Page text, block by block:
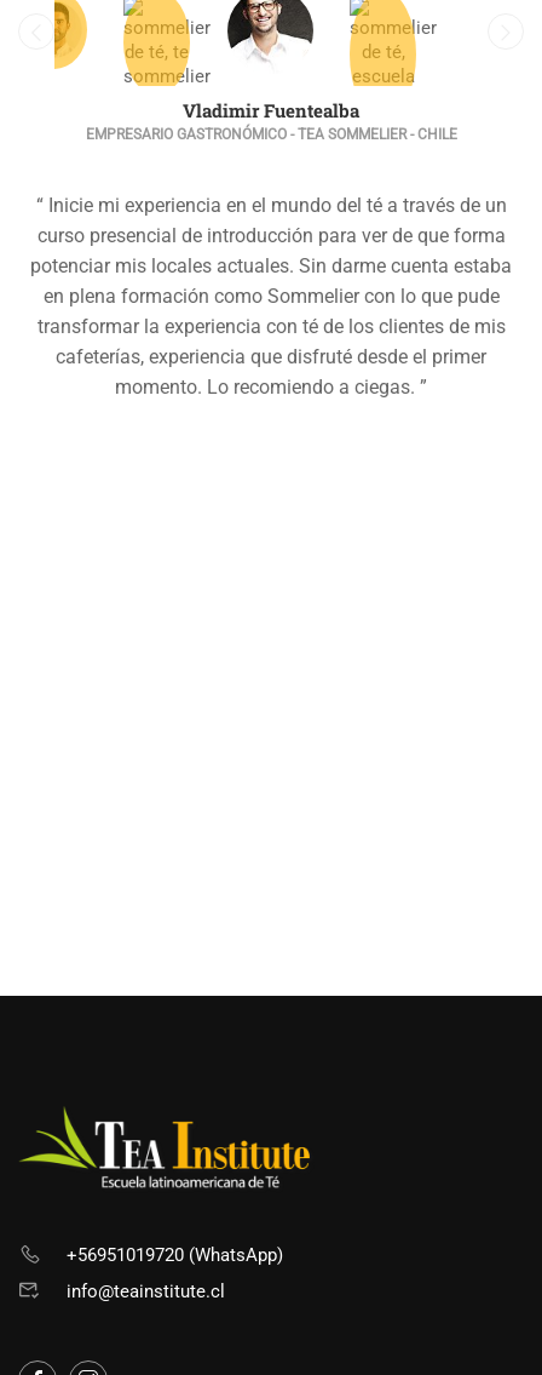
Vladimir Fuentealba
EMPRESARIO GASTRONÓMICO - TEA SOMMELIER - CHILE
“ Inicie mi experiencia en el mundo del té a través de un
curso presencial de introducción para ver de que forma
potenciar mis locales actuales. Sin darme cuenta estaba
en plena formación como Sommelier con lo que pude
transformar la experiencia con té de los clientes de mis
cafeterías, experiencia que disfruté desde el primer
momento. Lo recomiendo a ciegas. ”
+56951019720 (WhatsApp)
info@teainstitute.cl